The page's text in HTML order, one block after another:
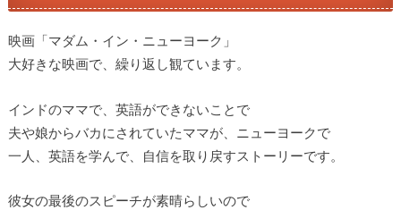
映画「マダム・イン・ニューヨーク」
大好きな映画で、繰り返し観ています。
インドのママで、英語ができないことで
夫や娘からバカにされていたママが、ニューヨークで
一人、英語を学んで、自信を取り戻すストーリーです。
彼女の最後のスピーチが素晴らしいので